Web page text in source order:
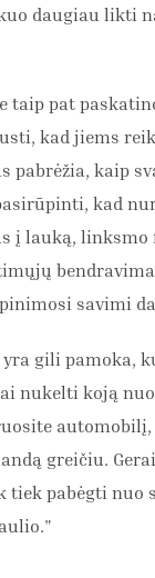
daugiau likti
taip pat
kad jiems
pabrėžia, kaip
kad
į lauką, linksmo
savimi
yra gili pamoka,
nukelti koją
greičiu.
tiek pabėgti nuo